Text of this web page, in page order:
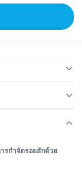
ว, รอยสัก, รอยกํา...
อยสักเลเซอร์
รกําจัดรอยสักด้วย